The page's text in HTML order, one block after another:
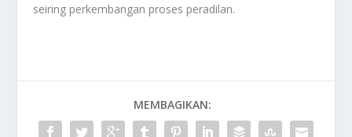
seiring perkembangan proses peradilan.
MEMBAGIKAN: